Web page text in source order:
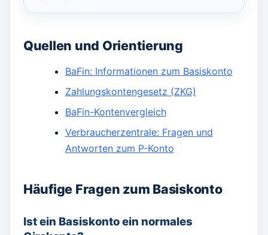
Quellen und Orientierung
BaFin: Informationen zum Basiskonto
Zahlungskontengesetz (ZKG)
BaFin-Kontenvergleich
Verbraucherzentrale: Fragen und
Antworten zum P-Konto
Häufige Fragen zum Basiskonto
Ist ein Basiskonto ein normales